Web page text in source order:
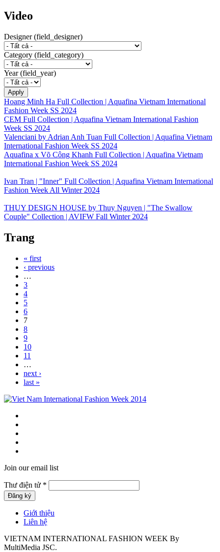
Video
Designer (field_designer)
Category (field_category)
Year (field_year)
Hoang Minh Ha Full Collection | Aquafina Vietnam International
Fashion Week SS 2024
CEM Full Collection | Aquafina Vietnam International Fashion
Week SS 2024
Valenciani by Adrian Anh Tuan Full Collection | Aquafina Vietnam
International Fashion Week SS 2024
Aquafina x Võ Công Khanh Full Collection | Aquafina Vietnam
International Fashion Week SS 2024
Ivan Tran | "Inner" Full Collection | Aquafina Vietnam International
Fashion Week All Winter 2024
THUY DESIGN HOUSE by Thuy Nguyen | "The Swallow
Couple" Collection | AVIFW Fall Winter 2024
Trang
« first
‹ previous
…
3
4
5
6
7
8
9
10
11
…
next ›
last »
Join our email list
Thư điện tử *
Giới thiệu
Liên hệ
VIETNAM INTERNATIONAL FASHION WEEK By
MultiMedia JSC.